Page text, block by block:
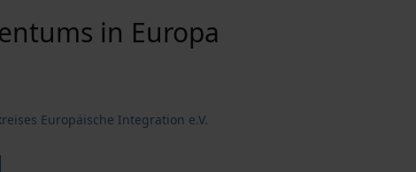
in Europa
Europäische Integration e.V.